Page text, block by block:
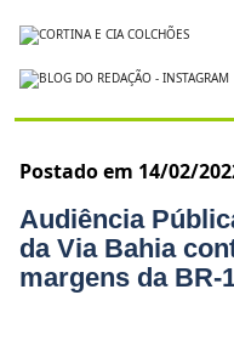
Postado em 14/02/
Audiência
da Via Bahia
margens da BR-